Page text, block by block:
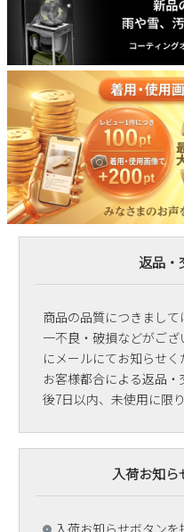
返品・
商品の品質につきまし
一不良・破損などがご
にメールにてお知らせく
お客様都合による返品
後7日以内、未使用に限り
入荷お知ら